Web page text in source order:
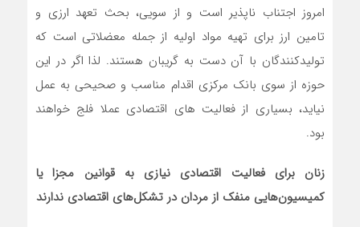
امروز اجتناب ناپذیر است و از سویی، بحث تعهد ارزی و
تامین ارز برای تهیه مواد اولیه از جمله معضلاتی است که
تولیدکنندگان با آن دست به گریبان هستند. لذا اگر در این
حوزه از سوی بانک مرکزی اقدام مناسب و صحیحی به عمل
نیاید، بسیاری از فعالیت های اقتصادی عملا فلج خواهند
بود.
زنان برای فعالیت اقتصادی نیازی به قوانین مجزا یا
کمیسیون‌هایی منفک از مردان در تشکل‌های اقتصادی ندارند